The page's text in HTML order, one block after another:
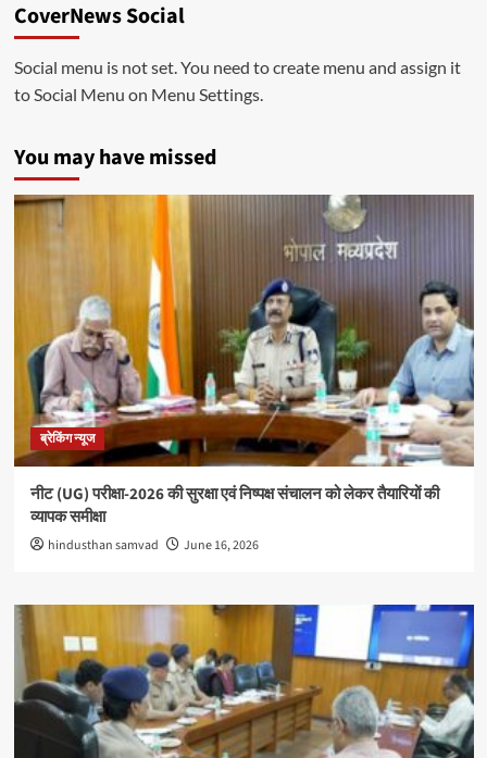
CoverNews Social
Social menu is not set. You need to create menu and assign it
to Social Menu on Menu Settings.
You may have missed
ब्रेकिंग न्यूज
नीट (UG) परीक्षा-2026 की सुरक्षा एवं निष्पक्ष संचालन को लेकर तैयारियों की
व्यापक समीक्षा
hindusthan samvad June 16, 2026